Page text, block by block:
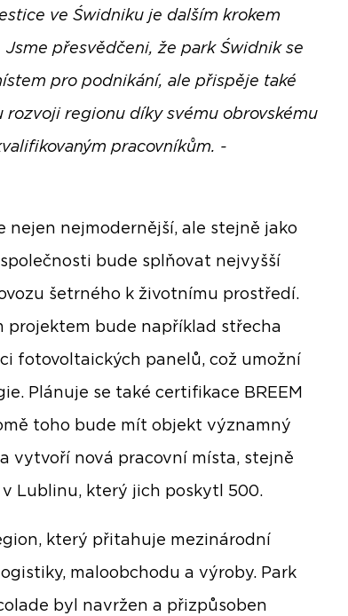
ve Świdniku je dalším krokem
přesvědčeni, že park Świdnik se
pro podnikání, ale přispěje také
rozvoji regionu díky svému obrovskému
pracovníkům. -
nejen nejmodernější, ale stejně jako
bude splňovat nejvyšší
šetrného k životnímu prostředí.
projektem bude například střecha
fotovoltaických panelů, což umožní
Plánuje se také certifikace BREEM
toho bude mít objekt významný
vytvoří nová pracovní místa, stejně
Lublinu, který jich poskytl 500.
který přitahuje mezinárodní
maloobchodu a výroby. Park
byl navržen a přizpůsoben